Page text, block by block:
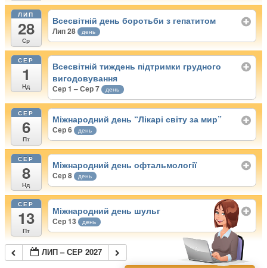
ЛИП
28
Ср
Всесвітній день боротьби з гепатитом
Лип 28 день
СЕР
1
Нд
Всесвітній тиждень підтримки грудного
вигодовування
Сер 1 – Сер 7 день
СЕР
6
Пт
Міжнародний день “Лікарі світу за мир”
Сер 6 день
СЕР
8
Нд
Міжнародний день офтальмології
Сер 8 день
СЕР
13
Пт
Міжнародний день шульг
Сер 13 день
ЛИП – СЕР 2027